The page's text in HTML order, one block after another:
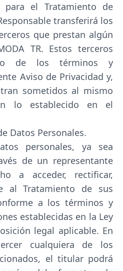
para el Tratamiento de
transferirá los
que prestan algún
TR. Estos terceros
de los términos y
Aviso de Privacidad y,
sometidos al mismo
lo establecido en el
Datos Personales.
personales, ya sea
de un representante
a acceder, rectificar,
al Tratamiento de sus
a los términos y
establecidas en la Ley
legal aplicable. En
cualquiera de los
el titular podrá